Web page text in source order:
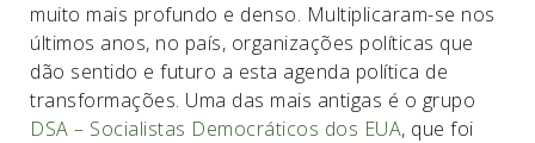
muito mais profundo e denso. Multiplicaram-se nos
últimos anos, no país, organizações políticas que
dão sentido e futuro a esta agenda política de
transformações. Uma das mais antigas é o grupo
DSA – Socialistas Democráticos dos EUA, que foi